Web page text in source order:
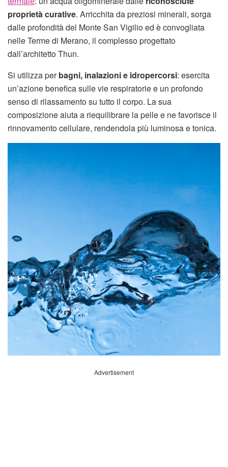
proprietà curative. Arricchita da preziosi minerali, sorga
dalle profondità del Monte San Vigilio ed è convogliata
nelle Terme di Merano, il complesso progettato
dall’architetto Thun.
Si utilizza perbagni, inalazioni e idropercorsi: esercita
un’azione benefica sulle vie respiratorie e un profondo
senso di rilassamento su tutto il corpo. La sua
composizione aiuta a riequilibrare la pelle e ne favorisce il
rinnovamento cellulare, rendendola più luminosa e tonica.
Advertisement